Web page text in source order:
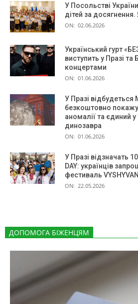
У Посольстві
дітей за
ON: 02.06.2026
Український гурт
виступить у Празі
концертами
ON: 01.06.2026
У Празі відбудеться
безкоштовно
аномалії та єдиний у
динозавра
ON: 01.06.2026
У Празі відзначать
DAY: українців
фестиваль
ON: 22.05.2026
ДОПОМОГА БІЖЕНЦЯМ